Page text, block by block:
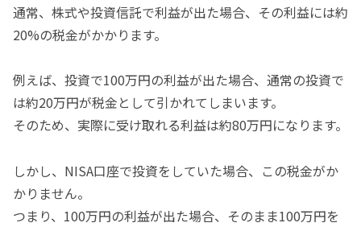
通常、株式や投資信託で利益が出た場合、その利益には約
20%の税金がかかります。
例えば、投資で100万円の利益が出た場合、通常の投資で
は約20万円が税金として引かれてしまいます。
そのため、実際に受け取れる利益は約80万円になります。
しかし、NISA口座で投資をしていた場合、この税金がか
かりません。
つまり、100万円の利益が出た場合、そのまま100万円を